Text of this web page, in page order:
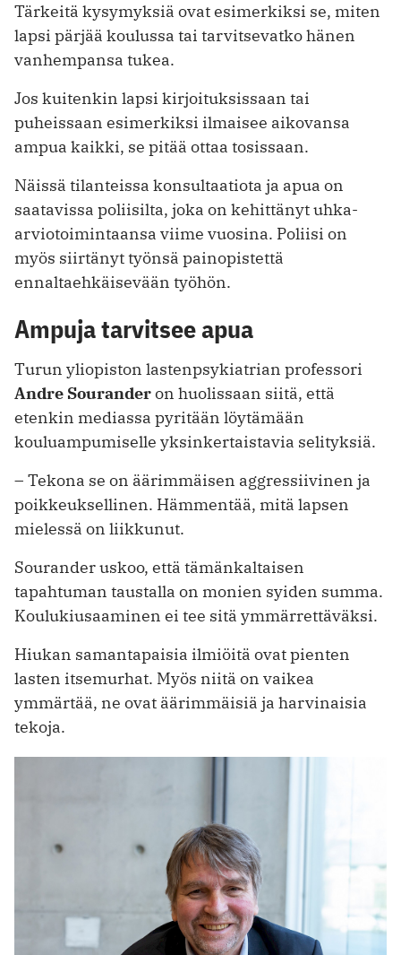
Tärkeitä kysymyksiä ovat esimerkiksi se, miten
lapsi pärjää koulussa tai tarvitsevatko hänen
vanhempansa tukea.
Jos kuitenkin lapsi kirjoituksissaan tai
puheissaan esimerkiksi ilmaisee aikovansa
ampua kaikki, se pitää ottaa tosissaan.
Näissä tilanteissa konsultaatiota ja apua on
saatavissa poliisilta, joka on kehittänyt uhka-
arviotoimintaansa viime vuosina. Poliisi on
myös siirtänyt työnsä painopistettä
ennaltaehkäisevään työhön.
Ampuja tarvitsee apua
Turun yliopiston lastenpsykiatrian professori
Andre Souranderon huolissaan siitä, että
etenkin mediassa pyritään löytämään
kouluampumiselle yksinkertaistavia selityksiä.
– Tekona se on äärimmäisen aggressiivinen ja
poikkeuksellinen. Hämmentää, mitä lapsen
mielessä on liikkunut.
Sourander uskoo, että tämänkaltaisen
tapahtuman taustalla on monien syiden summa.
Koulukiusaaminen ei tee sitä ymmärrettäväksi.
Hiukan samantapaisia ilmiöitä ovat pienten
lasten itsemurhat. Myös niitä on vaikea
ymmärtää, ne ovat äärimmäisiä ja harvinaisia
tekoja.